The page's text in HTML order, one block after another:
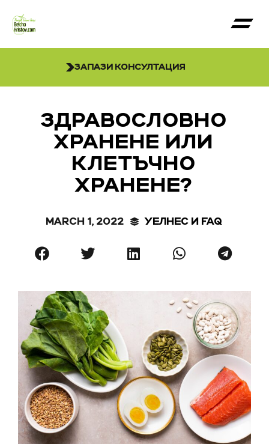
ЗАПАЗИ КОНСУЛТАЦИЯ
ЗДРАВОСЛОВНО
ХРАНЕНЕ ИЛИ
КЛЕТЪЧНО
ХРАНЕНЕ?
MARCH 1, 2022 УЕЛНЕС И FAQ